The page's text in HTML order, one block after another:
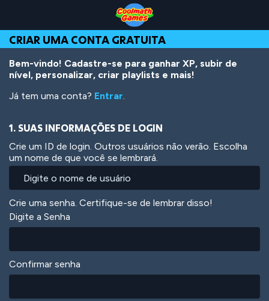
Top
of
Page
Navigation
Main
Content
Footer
o
conteúdo
principal
CRIAR UMA CONTA GRATUITA
Bem-vindo! Cadastre-se para ganhar XP, subir de
nível, personalizar, criar playlists e mais!
Já tem uma conta? Entrar.
1. SUAS INFORMAÇÕES DE LOGIN
Crie um ID de login. Outros usuários não verão. Escolha
um nome de que você se lembrará.
Crie uma senha. Certifique-se de lembrar disso!
Digite a Senha
Confirmar senha